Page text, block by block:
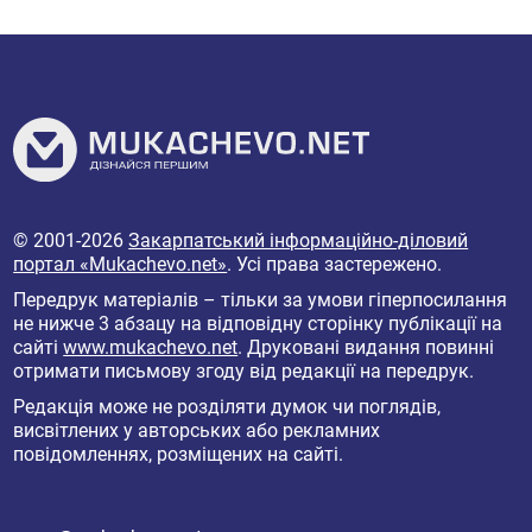
© 2001-2026Закарпатський інформаційно-діловий
портал «Mukachevo.net». Усі права застережено.
Передрук матеріалів – тільки за умови гіперпосилання
не нижче 3 абзацу на відповідну сторінку публікації на
сайтіwww.mukachevo.net. Друковані видання повинні
отримати письмову згоду від редакції на передрук.
Редакція може не розділяти думок чи поглядів,
висвітлених у авторських або рекламних
повідомленнях, розміщених на сайті.